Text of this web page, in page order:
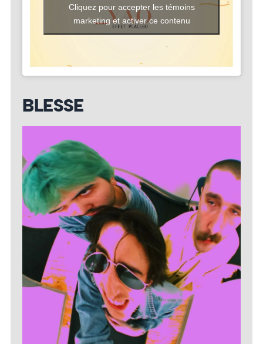
Cliquez pour accepter les témoins
marketing et activer ce contenu
BLESSE